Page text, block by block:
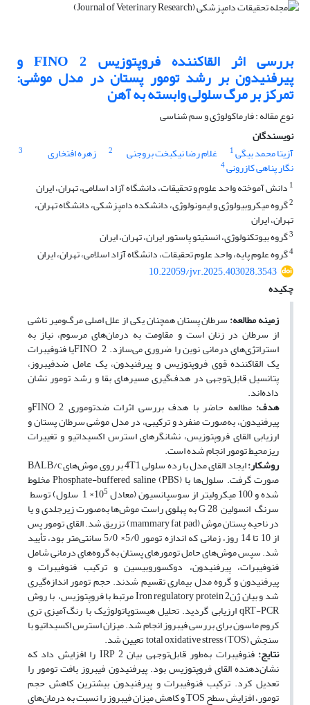
بررسی اثر القاکننده فروپتوزیس 2 FINO و
پیرفنیدون بر رشد تومور پستان در مدل موشی:
تمرکز بر مرگ سلولی وابسته به آهن
نوع مقاله : فارماکولوژی و سم شناسی
نویسندگان
آزیتا محمد بیگی1 غلام رضا نیکبخت بروجنی 2 زهره افتخاری 3
نگار پناهی کازرونی4
1 دانش آموخته واحد علوم و تحقیقات، دانشگاه آزاد اسلامی، تهران، ایران
2گروه میکروبیولوژی و ایمونولوژی، دانشکده دامپزشکی، دانشگاه تهران،
تهران، ایران
3گروه بیوتکنولوژی، انستیتو پاستور ایران، تهران، ایران
4گروه علوم پایه، واحد علوم تحقیقات، دانشگاه آزاد اسلامی، تهران، ایران
10.22059/jvr.2025.403028.3543
چکیده
زمینه مطالعه:سرطان پستان همچنان یکی از علل اصلی مرگ‌و‌میر ناشی
از سرطان در زنان است و مقاومت به درمان‌های مرسوم، نیاز به
استراتژی‌های درمانی نوین را ضروری می‌سازد. 2 FINOیا فنوفیبرات
یک القاکننده قوی فروپتوزیس و پیرفنیدون، یک عامل ضد‌فیبروز،
پتانسیل قابل‌توجهی در هدف‌گیری مسیرهای بقا و رشد تومور نشان
داده‌اند.
هدف: مطالعه حاضر با هدف بررسی اثرات ضد‌توموری 2 ‌FINOو
پیرفنیدون، به‌صورت منفرد و ترکیبی، در مدل موشی سرطان پستان و
ارزیابی القای فروپتوزیس، نشانگرهای استرس اکسیداتیو و تغییرات
ریزمحیط تومور انجام شده است.
روشکار: ایجاد القای مدل با رده سلولی 4T1 بر روی موش‌های BALB/c
صورت گرفت. سلول‌ها با Phosphate-buffered saline (PBS) مخلوط
شده و 100 میکرولیتر از سوسپانسیون (معادل 10 5 × 1 سلول‌) توسط
سرنگ انسولین 28 G به پهلوی راست موش‌ها به‌صورت زیرجلدی و یا
در ناحیه پستان موش (mammary fat pad) تزریق شد. القای تومور پس
از 10 تا 14 روز، زمانی که اندازه تومور 5/0× 5/0 سانتی‌متر بود، تأیید
شد. سپس موش‌های حامل تومورهای پستان به گروه‌های درمانی شامل
فنوفیبرات، پیرفنیدون، دوکسوروبیسین و ترکیب فنوفیبرات و
پیرفنیدون و گروه مدل بیماری تقسیم شدند. حجم تومور اندازه‌گیری
شد و بیان ژن‌Iron regulatory protein 2 مرتبط با فروپتوزیس، با روش
qRT-PCR ارزیابی گردید. تحلیل هیستوپاتولوژیک با رنگ‌آمیزی تری
کروم ماسون برای بررسی فیبروز انجام شد. میزان استرس اکسیداتیو با
سنجش total oxidative stress (TOS) تعیین شد.
نتایج: فنوفیبرات به‌طور قابل‌توجهی بیان 2 IRP را افزایش داد که
نشان‌دهنده القای فروپتوزیس بود. پیرفنیدون فیبروز بافت تومور را
تعدیل کرد. ترکیب فنوفیبرات و پیرفنیدون بیشترین کاهش حجم
تومور، افزایش سطح TOS و کاهش میزان فیبروز را نسبت به درمان‌های